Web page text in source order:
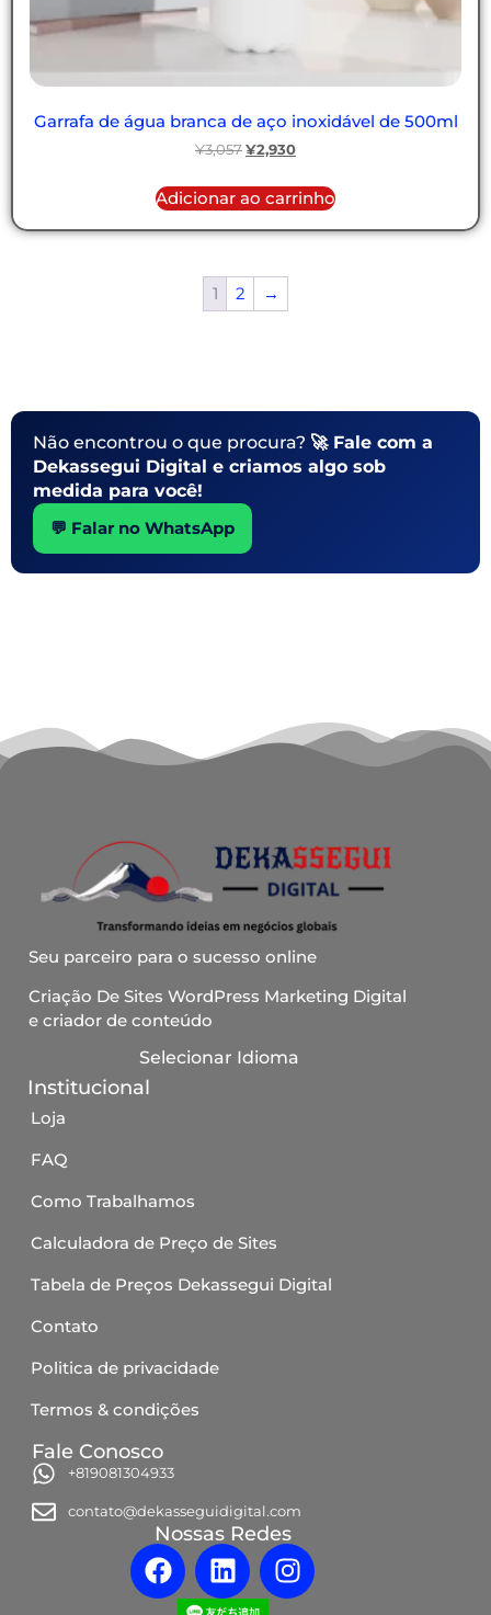
Garrafa de água branca de aço inoxidável de 500ml
¥3,057 ¥2,930
Adicionar ao carrinho
1 2 →
Não encontrou o que procura? 🚀 Fale com a
Dekassegui Digital e criamos algo sob
medida para você!
💬 Falar no WhatsApp
Seu parceiro para o sucesso online
Criação De Sites WordPress Marketing Digital
e criador de conteúdo
Selecionar Idioma
Institucional
Loja
FAQ
Como Trabalhamos
Calculadora de Preço de Sites
Tabela de Preços Dekassegui Digital
Contato
Politica de privacidade
Termos & condições
Fale Conosco
+819081304933
contato@dekasseguidigital.com
Nossas Redes